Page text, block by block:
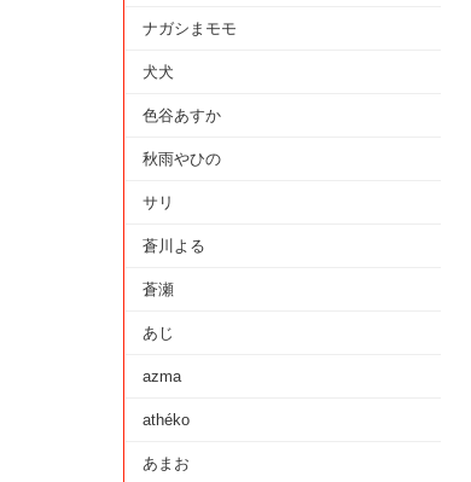
ナガシまモモ
犬犬
色谷あすか
秋雨やひの
サリ
蒼川よる
蒼瀬
あじ
azma
athéko
あまお